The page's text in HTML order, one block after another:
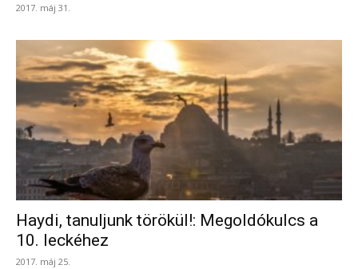
2017. máj 31.
Haydi, tanuljunk törökül!: Megoldókulcs a
10. leckéhez
2017. máj 25.